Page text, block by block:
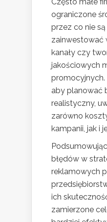
ograniczone
przez co nie
zainwestować
kanały czy
jakościowych
promocyjnych.
aby planować
realistyczny,
zarówno
kampanii, jak i
błędów w
reklamowych
ich
zamierzone